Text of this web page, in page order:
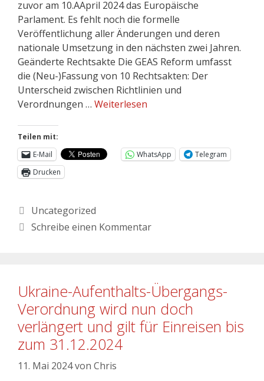
zuvor am 10.AApril 2024 das Europäische
Parlament. Es fehlt noch die formelle
Veröffentlichung aller Änderungen und deren
nationale Umsetzung in den nächsten zwei Jahren.
Geänderte Rechtsakte Die GEAS Reform umfasst
die (Neu-)Fassung von 10 Rechtsakten: Der
Unterscheid zwischen Richtlinien und
Verordnungen … Weiterlesen
Teilen mit:
E-Mail
WhatsApp
Telegram
Drucken
Uncategorized
Schreibe einen Kommentar
Ukraine-Aufenthalts-Übergangs-
Verordnung wird nun doch
verlängert und gilt für Einreisen bis
zum 31.12.2024
11. Mai 2024von Chris